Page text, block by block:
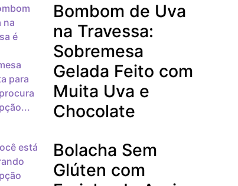
Bombom de Uva
na Travessa:
Sobremesa
Gelada Feito com
Muita Uva e
Chocolate
Bolacha Sem
Glúten com